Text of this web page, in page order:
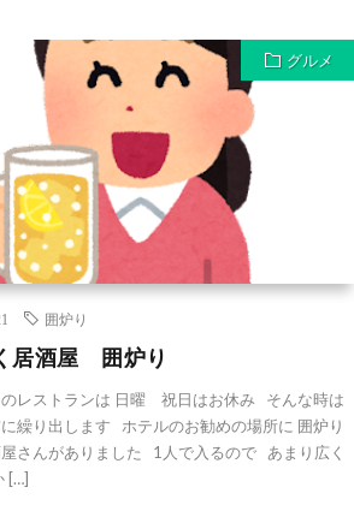
グルメ
囲炉り
居酒屋 囲炉り
のレストランは 日曜 祝日はお休み そんな時は
繰り出します ホテルのお勧めの場所に 囲炉り
屋さんがありました 1人で入るので あまり広く
[…]